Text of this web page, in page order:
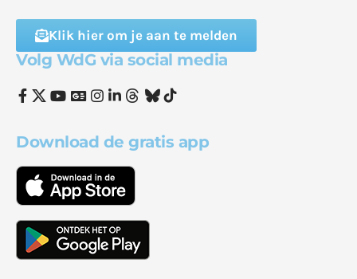
Klik hier om je aan te melden
Volg WdG via social media
Download de gratis app